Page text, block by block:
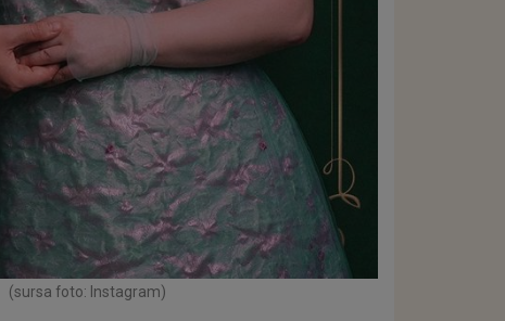
(sursa foto: Instagram)